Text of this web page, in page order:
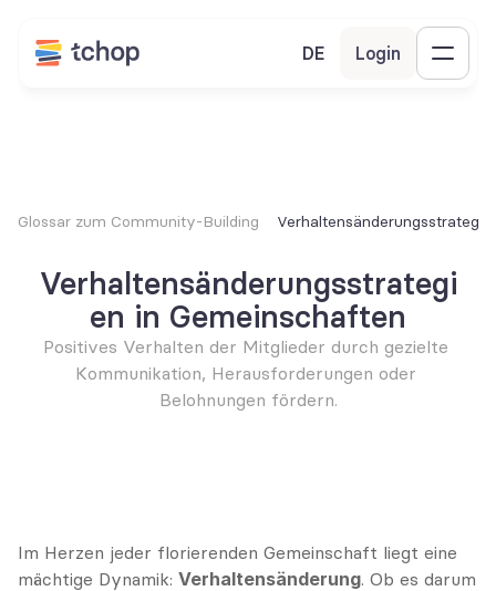
DE Login
Glossar zum Community-Building
Verhaltensänderungsstrategi
en in Gemeinschaften
Positives Verhalten der Mitglieder durch gezielte
Kommunikation, Herausforderungen oder
Belohnungen fördern.
Im Herzen jeder florierenden Gemeinschaft liegt eine
mächtige Dynamik: Verhaltensänderung. Ob es darum